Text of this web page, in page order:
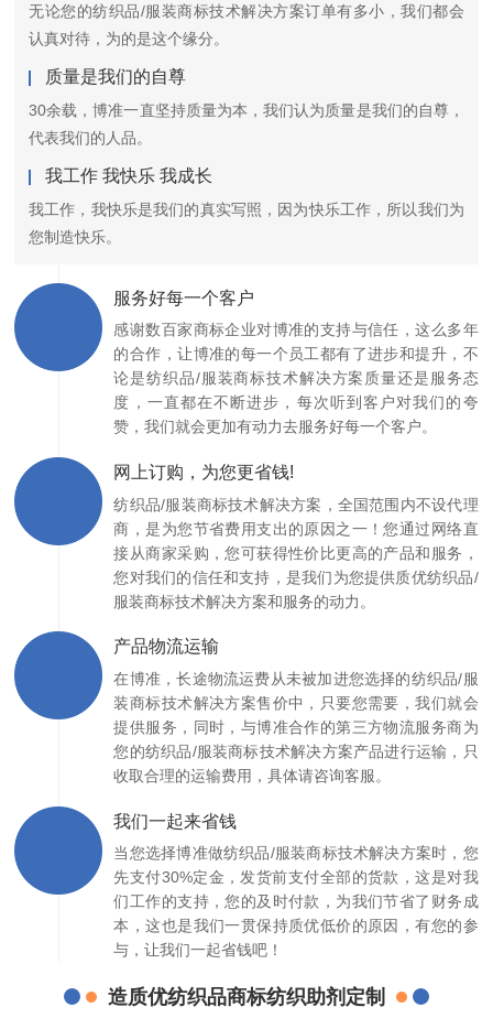
无论您的纺织品/服装商标技术解决方案订单有多小，我们都会
认真对待，为的是这个缘分。
质量是我们的自尊
30余载，博准一直坚持质量为本，我们认为质量是我们的自尊，
代表我们的人品。
我工作 我快乐 我成长
我工作，我快乐是我们的真实写照，因为快乐工作，所以我们为
您制造快乐。
服务好每一个客户
感谢数百家商标企业对博准的支持与信任，这么多年
的合作，让博准的每一个员工都有了进步和提升，不
论是纺织品/服装商标技术解决方案质量还是服务态
度，一直都在不断进步，每次听到客户对我们的夸
赞，我们就会更加有动力去服务好每一个客户。
网上订购，为您更省钱!
纺织品/服装商标技术解决方案，全国范围内不设代理
商，是为您节省费用支出的原因之一！您通过网络直
接从商家采购，您可获得性价比更高的产品和服务，
您对我们的信任和支持，是我们为您提供质优纺织品/
服装商标技术解决方案和服务的动力。
产品物流运输
在博准，长途物流运费从未被加进您选择的纺织品/服
装商标技术解决方案售价中，只要您需要，我们就会
提供服务，同时，与博准合作的第三方物流服务商为
您的纺织品/服装商标技术解决方案产品进行运输，只
收取合理的运输费用，具体请咨询客服。
我们一起来省钱
当您选择博准做纺织品/服装商标技术解决方案时，您
先支付30%定金，发货前支付全部的货款，这是对我
们工作的支持，您的及时付款，为我们节省了财务成
本，这也是我们一贯保持质优低价的原因，有您的参
与，让我们一起省钱吧！
造质优纺织品商标纺织助剂定制